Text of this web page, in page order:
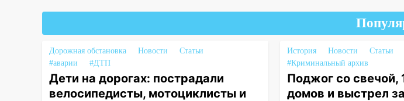
19:30 Ульяновцев приглашают
поддержать «Симбирскую
чебурашку» на фестивале
«ФормАРТ»
Дорожная обстановка Новости
Статьи
#аварии
#ДТП
Дети на дорогах: пострадали
велосипедисты, мотоциклисты и
История Новости
Статьи
#Криминальный архив
Поджог со свечой,
домов и выстрел